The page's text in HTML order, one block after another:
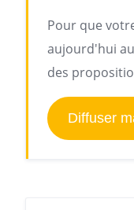
Pour que
aujourd'hui
des
Diffuser